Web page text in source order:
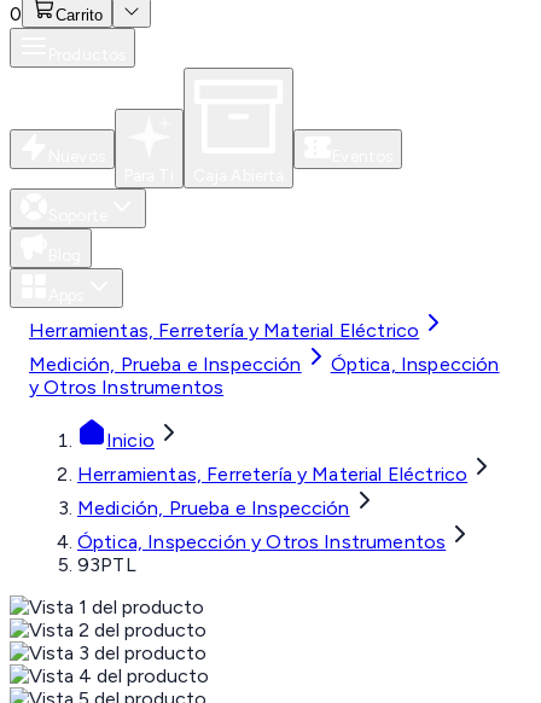
0 Carrito
Herramientas, Ferretería y Material Eléctrico
Medición, Prueba e Inspección
Óptica, Inspección
y Otros Instrumentos
Inicio
Herramientas, Ferretería y Material Eléctrico
Medición, Prueba e Inspección
Óptica, Inspección y Otros Instrumentos
93PTL